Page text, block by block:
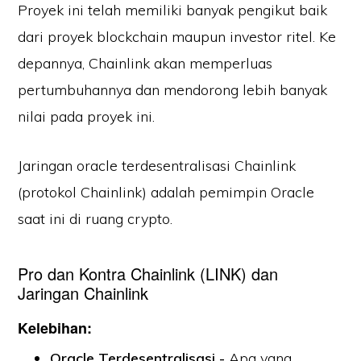
Proyek ini telah memiliki banyak pengikut baik
dari proyek blockchain maupun investor ritel. Ke
depannya, Chainlink akan memperluas
pertumbuhannya dan mendorong lebih banyak
nilai pada proyek ini.
Jaringan oracle terdesentralisasi Chainlink
(protokol Chainlink) adalah pemimpin Oracle
saat ini di ruang crypto.
Pro dan Kontra Chainlink (LINK) dan
Jaringan Chainlink
Kelebihan: